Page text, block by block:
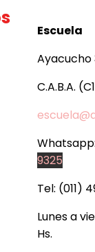
Escuela
Ayacucho
C.A.B.A.
Whatsapp:
9325
Tel: (011)
Lunes a
Hs.